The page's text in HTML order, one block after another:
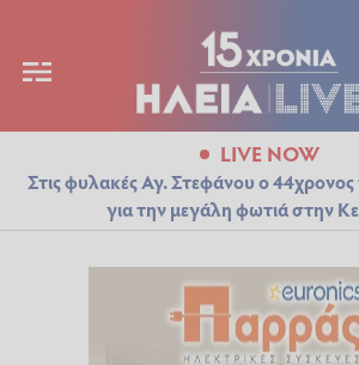
LIVE NOW
Στις φυλακές Αγ. Στεφάνου ο
για την μεγάλη φωτιά στην